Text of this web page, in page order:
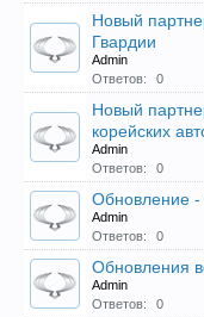
Новый
Гвардии
Admin
Ответов:
0
Новый
корейских
Admin
Ответов:
0
Обновление -
Admin
Ответов:
0
Обновления
Admin
Ответов:
0